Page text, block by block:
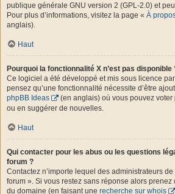
publique générale GNU version 2 (GPL-2.0) et
Pour plus d’informations, visitez la page « À
anglais).
Haut
Pourquoi la fonctionnalité X n’est pas disponible
Ce logiciel a été développé et mis sous licence
pensez qu’une fonctionnalité nécessite d’être
phpBB Ideas
(en anglais) où vous pouvez
ou en suggérer de nouvelles.
Haut
Qui contacter pour les abus ou les questions
forum ?
Contactez n’importe lequel des administrateurs de
forum ». Si vous restez sans réponse alors
du domaine (en faisant une recherche sur whois